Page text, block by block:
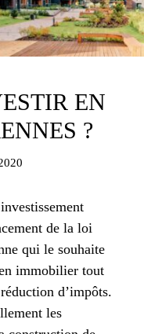
EN
?
de la loi
qui le souhaite
immobilier tout
d’impôts.
les